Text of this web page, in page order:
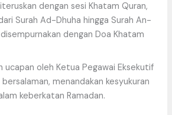
dengan sesi Khatam Quran,
Surah Ad-Dhuha hingga Surah An-
dengan Doa Khatam
ucapan oleh Ketua Pegawai Eksekutif
menandakan kesyukuran
keberkatan Ramadan.